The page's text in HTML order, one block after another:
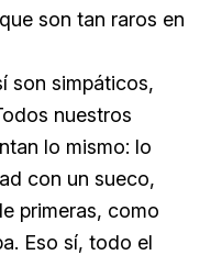
son tan raros en
son simpáticos,
nuestros
lo mismo: lo
con un sueco,
primeras, como
Eso sí, todo el